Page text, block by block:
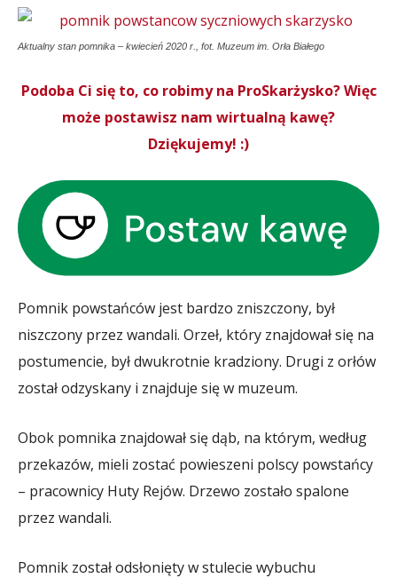
Aktualny stan pomnika – kwiecień 2020 r., fot. Muzeum im. Orła Białego
Podoba Ci się to, co robimy na ProSkarżysko? Więc
może postawisz nam wirtualną kawę?
Dziękujemy! :)
Pomnik powstańców jest bardzo zniszczony, był
niszczony przez wandali. Orzeł, który znajdował się na
postumencie, był dwukrotnie kradziony. Drugi z orłów
został odzyskany i znajduje się w muzeum.
Obok pomnika znajdował się dąb, na którym, według
przekazów, mieli zostać powieszeni polscy powstańcy
– pracownicy Huty Rejów. Drzewo zostało spalone
przez wandali.
Pomnik został odsłonięty w stulecie wybuchu